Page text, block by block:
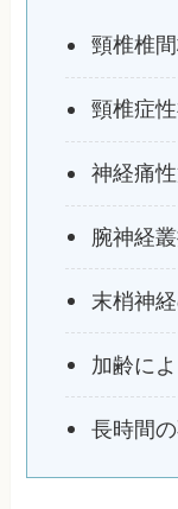
頸椎椎
頸椎症
神経痛
腕神経
末梢神
加齢に
長時間